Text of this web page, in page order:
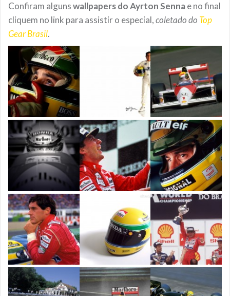
Confiram algunswallpapers do Ayrton Sennae no final
cliquem no link para assistir o especial,coletado do Top
Gear Brasil.